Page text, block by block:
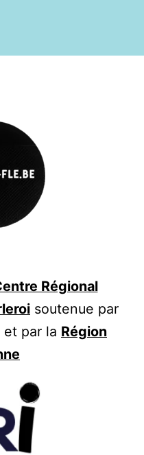
Régional
soutenue par
et par la Région